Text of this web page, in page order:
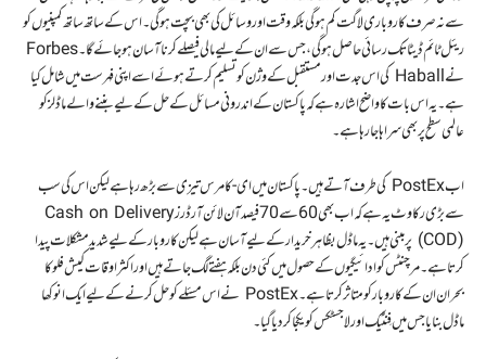
سے نہ صرف کاروباری لاگت کم ہو گی بلکہ وقت اور وسائل کی بھی بچت ہو گی۔ اس کے ساتھ ساتھ کمپنیوں کو
ریئل ٹائم ڈیٹا تک رسائی حاصل ہو گی، جس سے ان کے لیے مالی فیصلے کرنا آسان ہو جائے گا۔ Forbes
نے Haball کی اس جدت اور مستقبل کے وژن کو تسلیم کرتے ہوئے اسے اپنی فہرست میں شامل کیا
ہے۔ یہ اس بات کا واضح اشارہ ہے کہ پاکستان کے اندرونی مسائل کے حل کے لیے بننے والے ماڈلز کو
عالمی سطح پر بھی سراہا جا رہا ہے۔
اب PostEx کی طرف آتے ہیں۔ پاکستان میں ای-کامرس تیزی سے بڑھ رہا ہے لیکن اس کی سب
سے بڑی رکاوٹ یہ ہے کہ اب بھی 60 سے 70 فیصد آن لائن آرڈرز Cash on Delivery
(COD) پر مبنی ہیں۔ یہ ماڈل بظاہر خریدار کے لیے آسان ہے لیکن کاروبار کے لیے شدید مشکلات پیدا
کرتا ہے۔ مرچنٹس کو ادائیگیوں کے حصول میں کئی دن بلکہ ہفتے لگ جاتے ہیں اور اکثر اوقات کیش فلو کا
بحران ان کے کاروبار کو متاثر کرتا ہے۔ PostEx نے اس مسئلے کو حل کرنے کے لیے ایک انوکھا
ماڈل بنایا جس میں فِنٹیک اور لاجسٹکس کو یکجا کر دیا گیا۔